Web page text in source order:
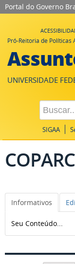
Portal do Governo
Pró-Reitoria de Políticas
UNIVERSIDADE
SIGAA
Informativos
Seu Conteúdo...